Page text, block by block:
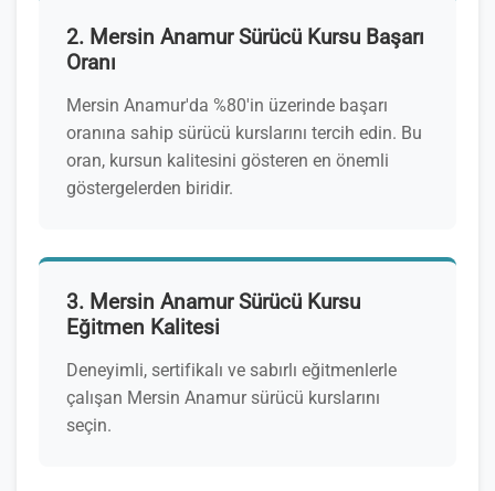
2. Mersin Anamur Sürücü Kursu Başarı
Oranı
Mersin Anamur'da %80'in üzerinde başarı
oranına sahip sürücü kurslarını tercih edin. Bu
oran, kursun kalitesini gösteren en önemli
göstergelerden biridir.
3. Mersin Anamur Sürücü Kursu
Eğitmen Kalitesi
Deneyimli, sertifikalı ve sabırlı eğitmenlerle
çalışan Mersin Anamur sürücü kurslarını
seçin.